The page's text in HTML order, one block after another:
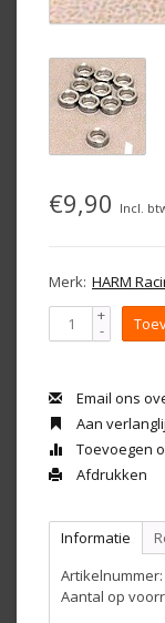
€9,90 Incl.
Merk: HARM
+
-
Email ons
Aan
Toevoegen
Afdrukken
Informatie
Artikelnummer:
Aantal op